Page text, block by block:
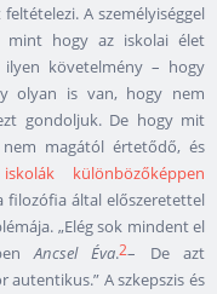
A személyiséggel
mint hogy az iskolai élet
ilyen követelmény – hogy
olyan is van, hogy nem
gondoljuk. De hogy mit
magától értetődő, és
különbözőképpen
filozófia által előszeretettel
„Elég sok mindent el
Ancsel Éva.2– De azt
autentikus.” A szkepszis és